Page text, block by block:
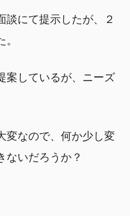
談にて提示したが、２
案しているが、ニーズ
変なので、何か少し変
ないだろうか？